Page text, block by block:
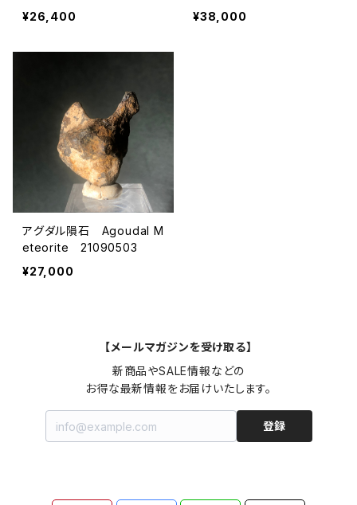
¥26,400
¥38,000
アグダル隕石 Agoudal M
eteorite 21090503
¥27,000
【メールマガジンを受け取る】
新商品やSALE情報などの
お得な最新情報をお届けいたします。
登録